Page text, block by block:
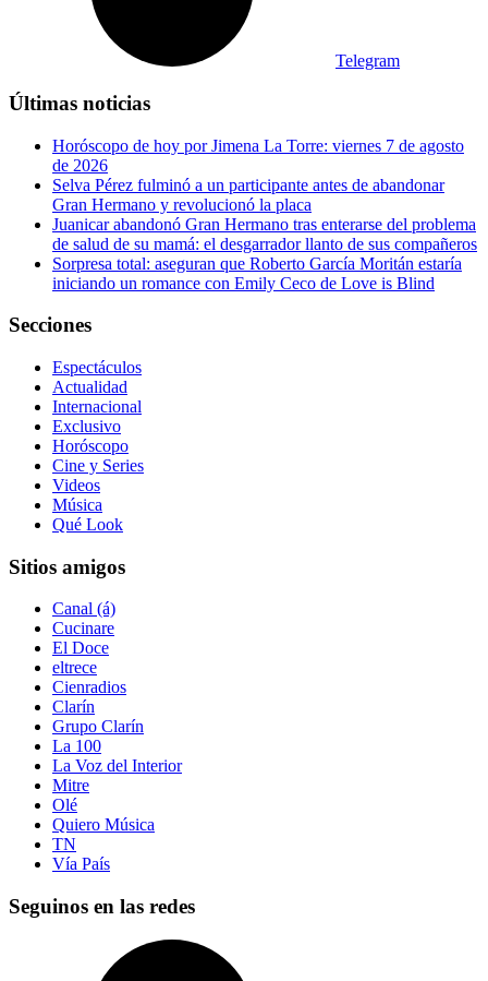
Telegram
Últimas noticias
Horóscopo de hoy por Jimena La Torre: viernes 7 de agosto
de 2026
Selva Pérez fulminó a un participante antes de abandonar
Gran Hermano y revolucionó la placa
Juanicar abandonó Gran Hermano tras enterarse del problema
de salud de su mamá: el desgarrador llanto de sus compañeros
Sorpresa total: aseguran que Roberto García Moritán estaría
iniciando un romance con Emily Ceco de Love is Blind
Secciones
Espectáculos
Actualidad
Internacional
Exclusivo
Horóscopo
Cine y Series
Videos
Música
Qué Look
Sitios amigos
Canal (á)
Cucinare
El Doce
eltrece
Cienradios
Clarín
Grupo Clarín
La 100
La Voz del Interior
Mitre
Olé
Quiero Música
TN
Vía País
Seguinos en las redes